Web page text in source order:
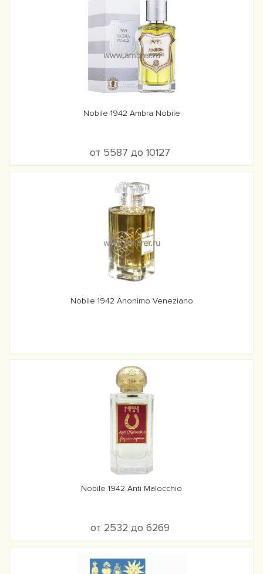
Nobile 1942 Ambra Nobile
от 5587 до 10127
Nobile 1942 Anonimo Veneziano
Nobile 1942 Anti Malocchio
от 2532 до 6269